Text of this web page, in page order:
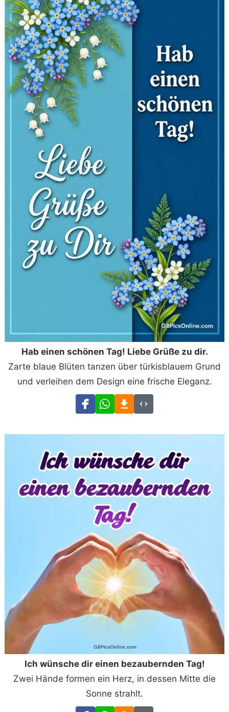
Hab einen schönen Tag! Liebe Grüße zu dir.
Zarte blaue Blüten tanzen über türkisblauem Grund
und verleihen dem Design eine frische Eleganz.
Ich wünsche dir einen bezaubernden Tag!
Zwei Hände formen ein Herz, in dessen Mitte die
Sonne strahlt.